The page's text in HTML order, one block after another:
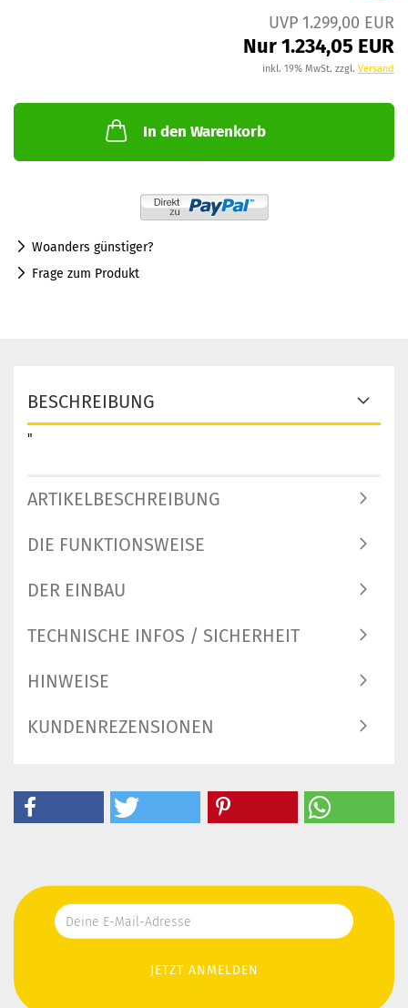
UVP 1.299,00 EUR
Nur 1.234,05 EUR
inkl. 19% MwSt. zzgl. Versand
In den Warenkorb
Woanders günstiger?
Frage zum Produkt
BESCHREIBUNG
"
ARTIKELBESCHREIBUNG
DIE FUNKTIONSWEISE
DER EINBAU
TECHNISCHE INFOS / SICHERHEIT
HINWEISE
KUNDENREZENSIONEN